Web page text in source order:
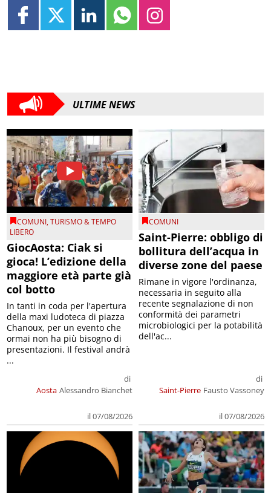
ULTIME NEWS
COMUNI,TURISMO & TEMPO
LIBERO
GiocAosta: Ciak si
gioca! L’edizione della
maggiore età parte già
col botto
Aosta
di
Alessandro Bianchet
il 07/08/2026
In tanti in coda per l'apertura
della maxi ludoteca di piazza
Chanoux, per un evento che
ormai non ha più bisogno di
presentazioni. Il festival andrà
...
COMUNI
Saint-Pierre: obbligo di
bollitura dell’acqua in
diverse zone del paese
Saint-Pierre
di
Fausto Vassoney
il 07/08/2026
Rimane in vigore l'ordinanza,
necessaria in seguito alla
recente segnalazione di non
conformità dei parametri
microbiologici per la potabilità
dell'ac...